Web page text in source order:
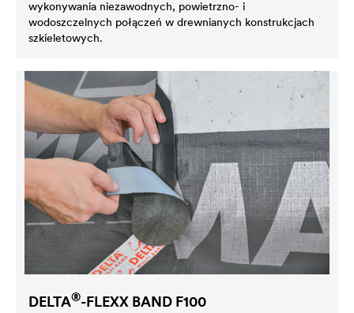
wykonywania niezawodnych, powietrzno- i
wodoszczelnych połączeń w drewnianych konstrukcjach
szkieletowych.
DELTA®-FLEXX BAND F100